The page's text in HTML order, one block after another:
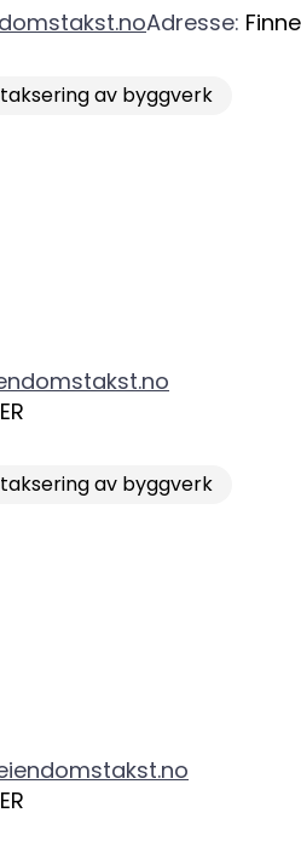
Adresse:
av byggverk
av byggverk